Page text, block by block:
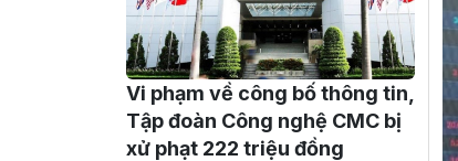
Vi phạm về công bố thông tin,
Tập đoàn Công nghệ CMC bị
xử phạt 222 triệu đồng